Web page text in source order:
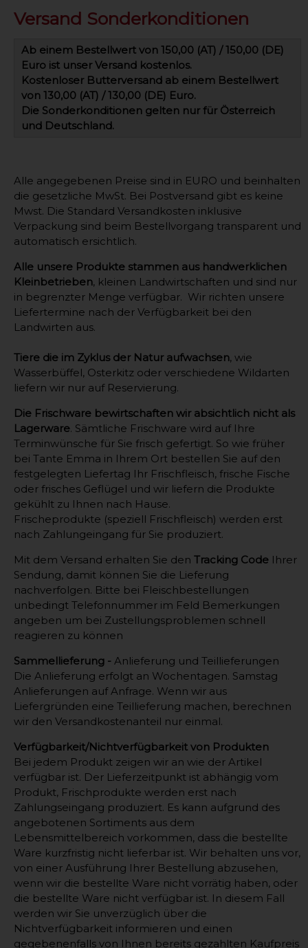
Versand Sonderkonditionen
Ab einem Bestellwert von 150,00 (AT) / 150,00 (DE)
Euro ist unser Versand kostenlos.
Kostenloser Butterversand ab einem Bestellwert
von 130,00 (AT) / 130,00 (DE) Euro.
Die Sonderkonditionen gelten nur für Österreich
und Deutschland.
Alle angegebenen Preise sind in EURO und beinhalten
die gesetzliche MwSt. Bei Postversand gibt es keine
Mwst. Die Standard Versandkosten inklusive
Verpackung sind beim Bestellvorgang transparent und
automatisch ersichtlich.
Alle unsere Produkte stammen aus handwerklichen
Kleinbetrieben, kleinen Landwirtschaften und sind nur
in begrenzter Menge verfügbar. Wir richten unsere
Liefertermine nach der Verfügbarkeit bei den
Landwirten aus.
Tiere die im Zyklus der Natur aufwachsen, wie
Wasserbüffel, Osterkitz oder verschiedene Wildarten
liefern wir nur auf Reservierung.
Die Frischware bewirtschaften wir absichtlich nicht als
Lagerware. Sämtliche Frischware wird auf Ihre
Terminwünsche für Sie frisch gefertigt. So wie früher
bei Tante Emma in Ihrem Ort bestellen Sie auf den
festgelegten Liefertag Ihr Frischfleisch, frische Fische
oder frisches Geflügel und wir liefern die Produkte
gekühlt zu Ihnen nach Hause.
Frischeprodukte (speziell Frischfleisch) werden erst
nach Zahlungeingang für Sie produziert.
Mit dem Versand erhalten Sie den Tracking Code Ihrer
Sendung, damit können Sie die Lieferung
nachverfolgen. Bitte bei Fleischbestellungen
unbedingt Telefonnummer im Feld Bemerkungen
angeben um bei Zustellungsproblemen schnell
reagieren zu können
Sammellieferung - Anlieferung und Teillieferungen
Die Anlieferung erfolgt an Wochentagen. Samstag
Anlieferungen auf Anfrage. Wenn wir aus
Liefergründen eine Teillieferung machen, berechnen
wir den Versandkostenanteil nur einmal.
Verfügbarkeit/Nichtverfügbarkeit von Produkten
Bei jedem Produkt zeigen wir an wie der Artikel
verfügbar ist. Der Lieferzeitpunkt ist abhängig vom
Produkt, Frischprodukte werden erst nach
Zahlungseingang produziert. Es kann aufgrund des
angebotenen Sortiments aus dem
Lebensmittelbereich vorkommen, dass die bestellte
Ware kurzfristig nicht lieferbar ist. Wir behalten uns vor,
von einer Ausführung Ihrer Bestellung abzusehen,
wenn wir die bestellte Ware nicht vorrätig haben, oder
die bestellte Ware nicht verfügbar ist. In diesem Fall
werden wir Sie unverzüglich über die
Nichtverfügbarkeit informieren und einen
gegebenenfalls von Ihnen bereits gezahlten Kaufpreis